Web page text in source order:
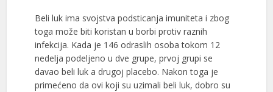
Beli luk ima svojstva podsticanja imuniteta i zbog
toga može biti koristan u borbi protiv raznih
infekcija. Kada je 146 odraslih osoba tokom 12
nedelja podeljeno u dve grupe, prvoj grupi se
davao beli luk a drugoj placebo. Nakon toga je
primećeno da ovi koji su uzimali beli luk, dobro su